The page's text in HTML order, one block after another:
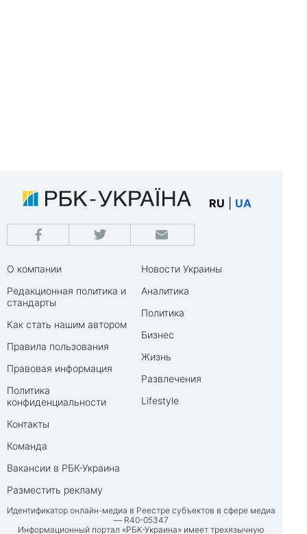
RU UA
О компании
Редакционная политика и
стандарты
Как стать нашим автором
Правила пользования
Правовая информация
Политика
конфиденциальности
Контакты
Команда
Вакансии в РБК-Украина
Разместить рекламу
Новости Украины
Аналитика
Политика
Бизнес
Жизнь
Развлечения
Lifestyle
Идентификатор онлайн-медиа в Реестре субъектов в сфере медиа
— R40-05347
Информационный портал «РБК-Украина» имеет трехязычную